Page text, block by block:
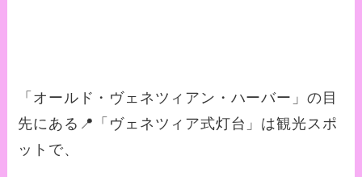
「オールド・ヴェネツィアン・ハーバー」の目
先にある📍「ヴェネツィア式灯台」は観光スポ
ットで、